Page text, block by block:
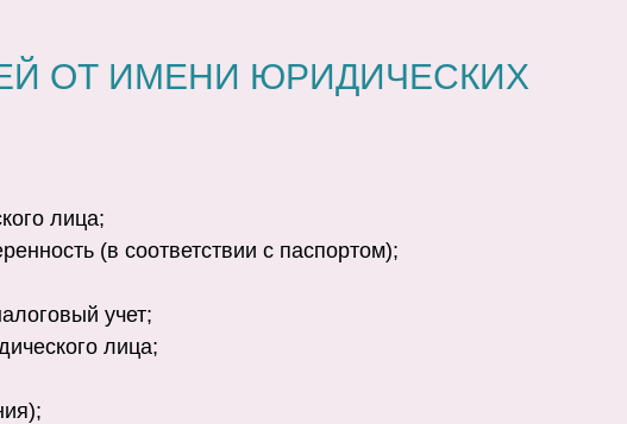
ОТ ИМЕНИ ЮРИДИЧЕСКИХ
лица;
(в соответствии с паспортом);
учет;
лица;